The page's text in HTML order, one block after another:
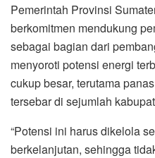
Pemerintah Provinsi
berkomitmen mendukung
sebagai bagian dari
menyoroti potensi energi
cukup besar, terutama
tersebar di sejumlah
“Potensi ini harus dikelola
berkelanjutan, sehingga